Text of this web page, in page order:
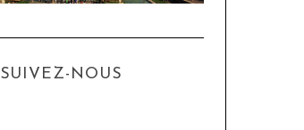
SUIVEZ-NOUS